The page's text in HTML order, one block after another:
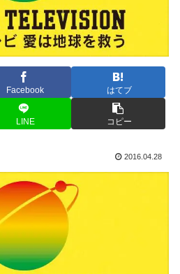
Facebook はてブ
LINE コピー
2016.04.28